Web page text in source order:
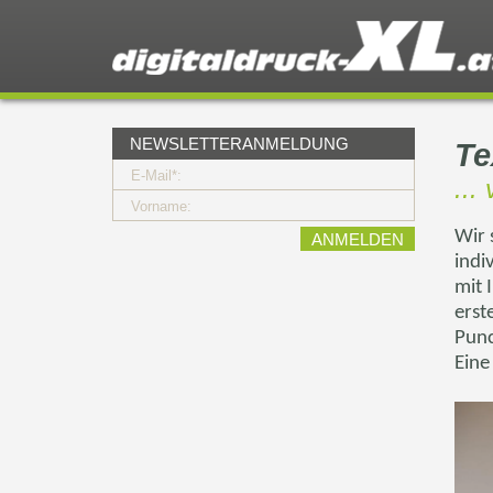
NEWSLETTERANMELDUNG
E-Mail*:
Vorname:
...
Wir
mit